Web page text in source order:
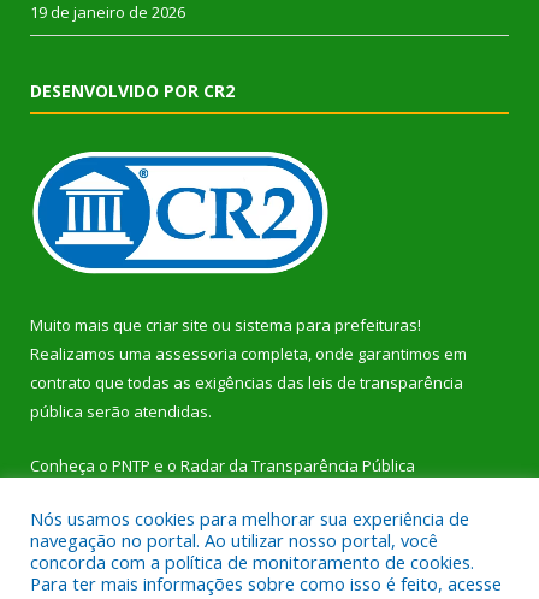
19 de janeiro de 2026
DESENVOLVIDO POR CR2
Muito mais que criar site ou sistema para prefeituras!
Realizamos uma assessoria completa, onde garantimos em
contrato que todas as exigências das leis de transparência
pública serão atendidas.
Conheça o PNTP e o Radar da Transparência Pública
Todos os direitos reservados a Prefeitura Municipal de Dom
Nós usamos cookies para melhorar sua experiência de
navegação no portal. Ao utilizar nosso portal, você
concorda com a política de monitoramento de cookies.
Para ter mais informações sobre como isso é feito, acesse